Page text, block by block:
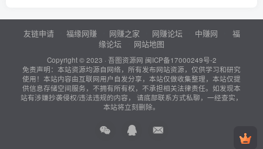
友链申请 福缘网赚 网赚之家 网赚论坛 中赚网
福
缘论坛
网站地图
Copyright © 2023 · 吾图资源网 闽ICP备17000249号-2
免责声明：本站资源均源自网络，所有发布网站资源，仅供学习和研究
使用！本站内容由互联网用户自发分享，本站仅做收集整理，本站仅提
供信息存储空间服务，不拥有所有权，不承担相关法律责任。如发现本
站有涉嫌抄袭侵权/违法违规的内容， 请底部联系方式私聊，一经查实，
本站将立刻删除。